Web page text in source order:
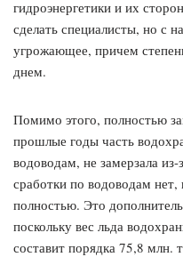
гидроэнергетики и их
сделать специалисты, но с
угрожающее, причем
днем.
Помимо этого, полностью
прошлые годы часть
водоводам, не замерзала
сработки по водоводам
полностью. Это
поскольку вес льда
составит порядка 75,8 млн.